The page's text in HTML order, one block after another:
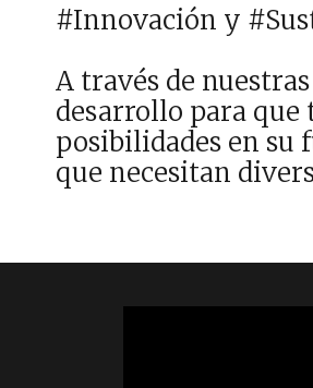
#Innovación y
A través de
desarrollo para
posibilidades en su
que necesitan